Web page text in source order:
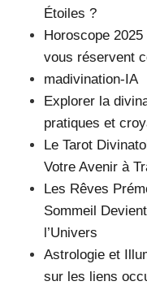
Étoiles ?
Horoscope
vous réservent
madivination-IA
Explorer la
pratiques et
Le Tarot
Votre Avenir à
Les Rêves
Sommeil
l’Univers
Astrologie et
sur les liens